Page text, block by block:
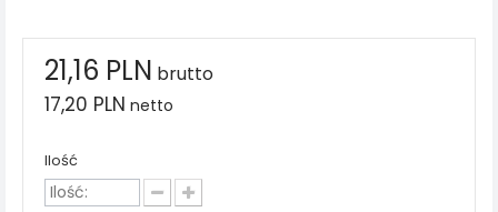
21,16 PLN brutto
17,20 PLN netto
Ilość